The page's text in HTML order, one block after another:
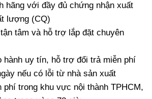
hãng với đầy đủ chứng nhận xuất
lượng (CQ)
tâm và hỗ trợ lắp đặt chuyên
hành uy tín, hỗ trợ đổi trả miễn phí
nếu có lỗi từ nhà sản xuất
phí trong khu vực nội thành TPHCM,